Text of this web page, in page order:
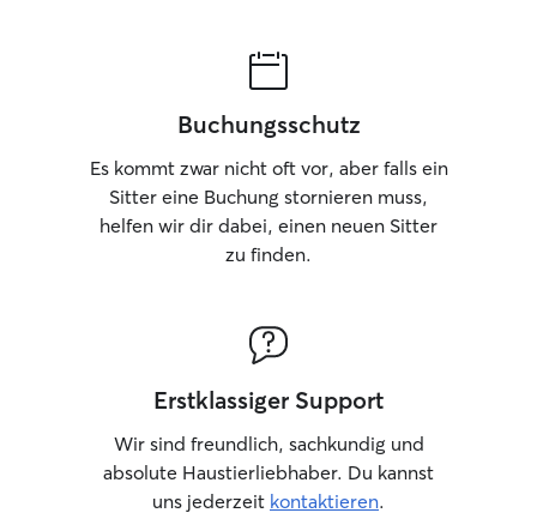
Buchungsschutz
Es kommt zwar nicht oft vor, aber falls ein
Sitter eine Buchung stornieren muss,
helfen wir dir dabei, einen neuen Sitter
zu finden.
Erstklassiger Support
Wir sind freundlich, sachkundig und
absolute Haustierliebhaber. Du kannst
uns jederzeit kontaktieren.